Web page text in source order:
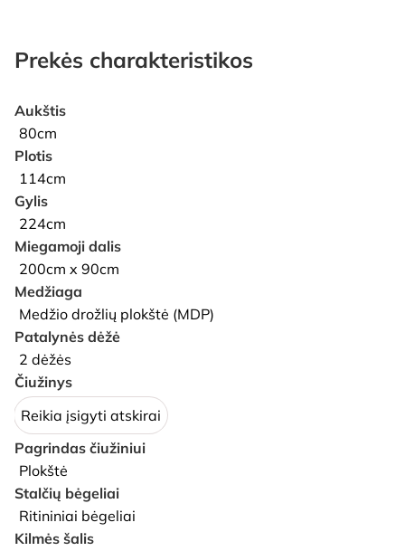
Prekės charakteristikos
Aukštis
80cm
Plotis
114cm
Gylis
224cm
Miegamoji dalis
200cm x 90cm
Medžiaga
Medžio drožlių plokštė (MDP)
Patalynės dėžė
2 dėžės
Čiužinys
Reikia įsigyti atskirai
Pagrindas čiužiniui
Plokštė
Stalčių bėgeliai
Ritininiai bėgeliai
Kilmės šalis